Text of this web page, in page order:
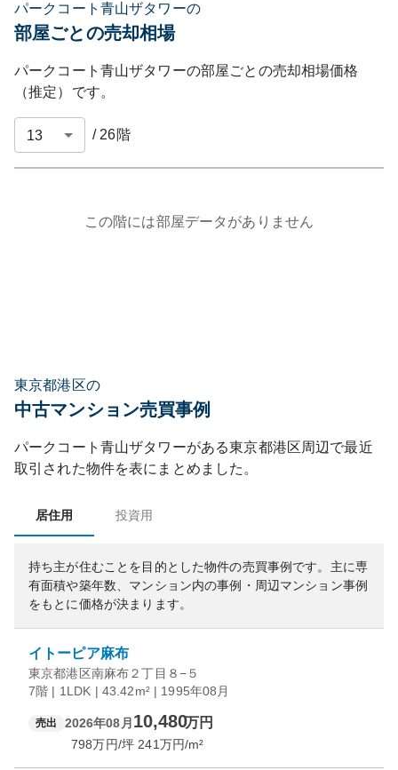
パークコート青山ザタワーの
部屋ごとの売却相場
パークコート青山ザタワーの部屋ごとの売却相場価格
（推定）です。
/ 26階
この階には部屋データがありません
東京都港区の
中古マンション売買事例
パークコート青山ザタワーがある東京都港区周辺で最近
取引された物件を表にまとめました。
居住用 投資用
持ち主が住むことを目的とした物件の売買事例です。 主に専
有面積や築年数、マンション内の事例・周辺マンション事例
をもとに価格が決まります。
イトーピア麻布
東京都港区南麻布２丁目８−５
7階 | 1LDK | 43.42m² | 1995年08月
売出 2026年08月 10,480万円
798万円/坪 241万円/m²